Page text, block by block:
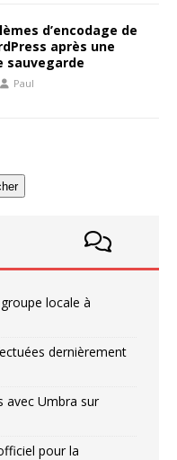
d’encodage de
après une
sauvegarde
Paul
locale à
dernièrement
avec Umbra sur
pour la